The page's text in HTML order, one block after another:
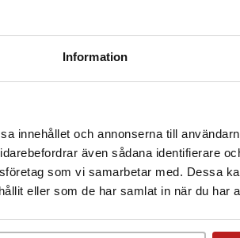
Information
innehållet och annonserna till
även sådana identifierare
som vi samarbetar med. Dessa
eller som de har samlat in när du har
3-
4G-logger 2 extern temp